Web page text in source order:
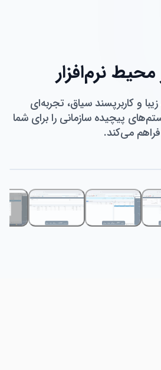
نرم‌افزار
و کاربرپسند سیاق، تجربه‌ای
پیچیده سازمانی را برای شما
فراهم می‌کند.